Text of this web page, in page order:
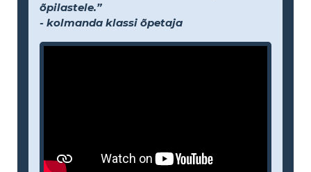
õpilastele.”
- kolmanda klassi õpetaja